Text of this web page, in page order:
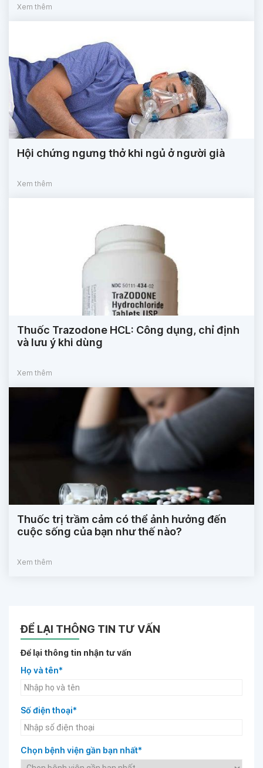
Xem thêm
Hội chứng ngưng thở khi ngủ ở người già
Xem thêm
Thuốc Trazodone HCL: Công dụng, chỉ định
và lưu ý khi dùng
Xem thêm
Thuốc trị trầm cảm có thể ảnh hưởng đến
cuộc sống của bạn như thế nào?
Xem thêm
ĐỂ LẠI THÔNG TIN TƯ VẤN
Để lại thông tin nhận tư vấn
Họ và tên*
Số điện thoại*
Chọn bệnh viện gần bạn nhất*